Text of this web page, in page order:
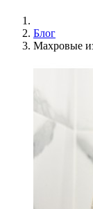
Блог
Махровые